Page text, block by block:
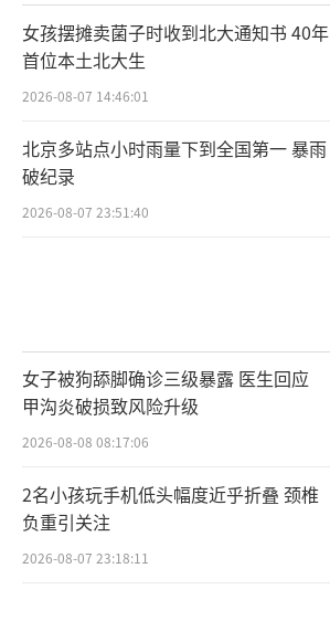
女孩摆摊卖菌子时收到北大通知书 40年
首位本土北大生
2026-08-07 14:46:01
北京多站点小时雨量下到全国第一 暴雨
破纪录
2026-08-07 23:51:40
女子被狗舔脚确诊三级暴露 医生回应
甲沟炎破损致风险升级
2026-08-08 08:17:06
2名小孩玩手机低头幅度近乎折叠 颈椎
负重引关注
2026-08-07 23:18:11